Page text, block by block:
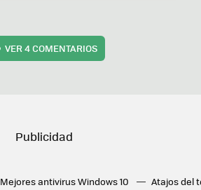
VER4 COMENTARIOS
Mejores antivirus Windows 10 Atajos del